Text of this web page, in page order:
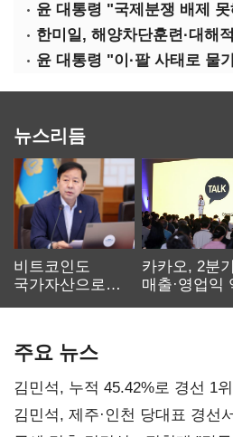
뉴스리듬
비트코인도
국가자산으로…'
카카오, 2분기
매출·영업익
주요 뉴스
김민석, 누적 45.42%로 경선 1
0.86%p(2보)
김민석, 제주·인천 당대표 경선